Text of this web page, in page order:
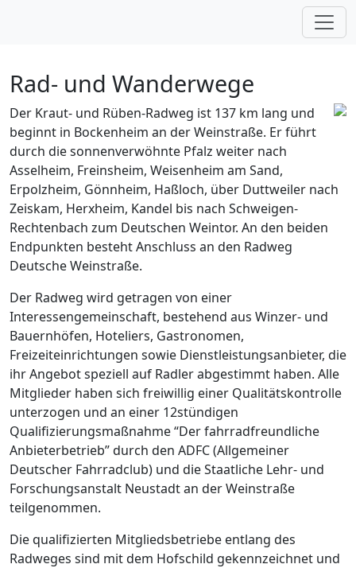
Rad- und Wanderwege
Der Kraut- und Rüben-Radweg ist 137 km lang und
beginnt in Bockenheim an der Weinstraße. Er führt
durch die sonnenverwöhnte Pfalz weiter nach
Asselheim, Freinsheim, Weisenheim am Sand,
Erpolzheim, Gönnheim, Haßloch, über Duttweiler nach
Zeiskam, Herxheim, Kandel bis nach Schweigen-
Rechtenbach zum Deutschen Weintor. An den beiden
Endpunkten besteht Anschluss an den Radweg
Deutsche Weinstraße.
Der Radweg wird getragen von einer
Interessengemeinschaft, bestehend aus Winzer- und
Bauernhöfen, Hoteliers, Gastronomen,
Freizeiteinrichtungen sowie Dienstleistungsanbieter, die
ihr Angebot speziell auf Radler abgestimmt haben. Alle
Mitglieder haben sich freiwillig einer Qualitätskontrolle
unterzogen und an einer 12stündigen
Qualifizierungsmaßnahme “Der fahrradfreundliche
Anbieterbetrieb” durch den ADFC (Allgemeiner
Deutscher Fahrradclub) und die Staatliche Lehr- und
Forschungsanstalt Neustadt an der Weinstraße
teilgenommen.
Die qualifizierten Mitgliedsbetriebe entlang des
Radweges sind mit dem Hofschild gekennzeichnet und